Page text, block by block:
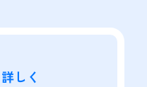
しく